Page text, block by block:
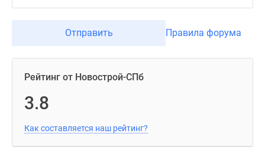
Отправить Правила форума
Рейтинг от Новострой-СПб
3.8
Как составляется наш рейтинг?